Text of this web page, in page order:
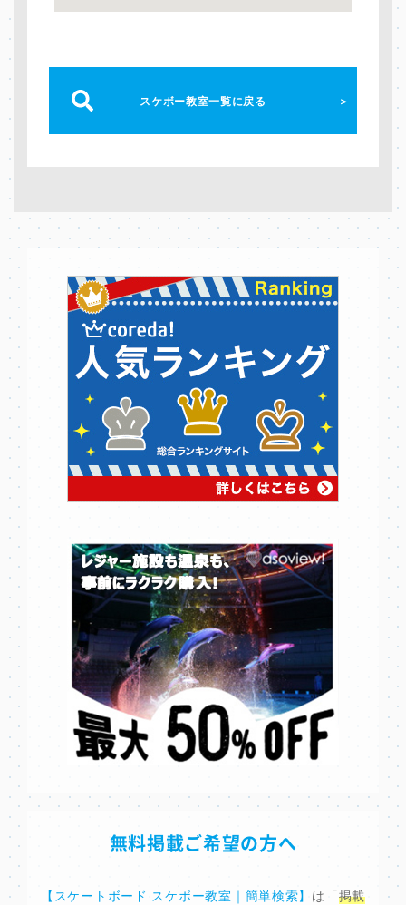
スケボー教室一覧に戻る
無料掲載ご希望の方へ
【スケートボード スケボー教室｜簡単検索】 は「掲載